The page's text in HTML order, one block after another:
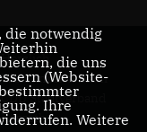
Herzlich
Willkommen beim
CDU Stadtverband
Rösrath
die notwendig
die uns
(Website-
Ihre
Weitere